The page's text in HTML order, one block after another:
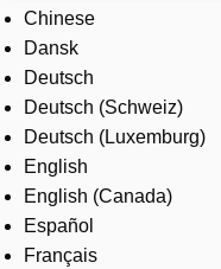
Industries
Services
About us
Where to buy
Contact us
Careers
Chinese
Dansk
Deutsch
Deutsch (Schweiz)
Deutsch (Luxemburg)
English
English (Canada)
Español
Français